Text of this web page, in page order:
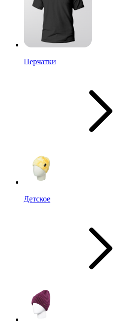
Перчатки
Детское